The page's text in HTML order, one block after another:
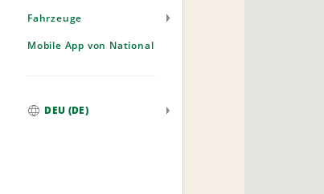
Fahrzeuge
Mobile App von National
DEU (DE)